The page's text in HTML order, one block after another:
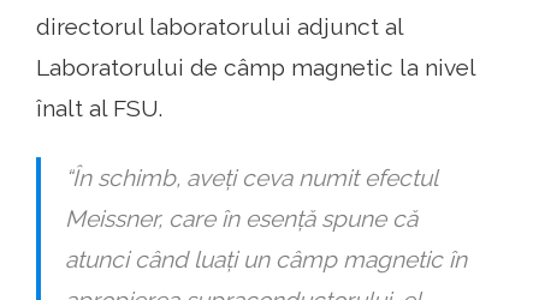
directorul laboratorului adjunct al
Laboratorului de câmp magnetic la nivel
înalt al FSU.
“În schimb, aveți ceva numit efectul
Meissner, care în esență spune că
atunci când luați un câmp magnetic în